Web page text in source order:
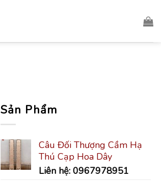
Sản Phẩm
Câu Đối Thượng Cầm Hạ
Thú Cạp Hoa Dây
Liên hệ: 0967978951